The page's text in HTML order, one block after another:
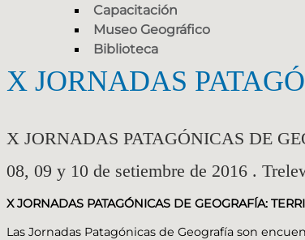
Capacitación
Museo Geográfico
Biblioteca
X JORNADAS
X JORNADAS PATAGÓNICAS DE
08, 09 y 10 de setiembre de 2016 .
X JORNADAS PATAGÓNICAS DE GEOGRAFÍA:
Las Jornadas Patagónicas de Geografía son